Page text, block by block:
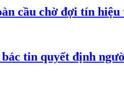
cầu chờ đợi tín
tin quyết định